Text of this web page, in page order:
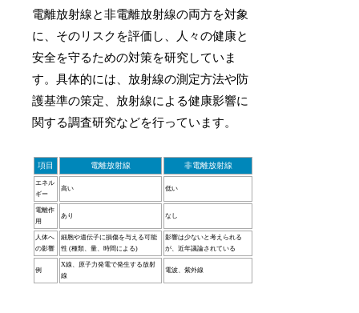
電離放射線と非電離放射線の両方を対象
に、そのリスクを評価し、人々の健康と
安全を守るための対策を研究していま
す。具体的には、放射線の測定方法や防
護基準の策定、放射線による健康影響に
関する調査研究などを行っています。
項目 電離放射線 非電離放射線
エネル
ギー
高い 低い
電離作
用
あり なし
人体へ
の影響
細胞や遺伝子に損傷を与える可能
性 (種類、量、時間による)
影響は少ないと考えられる
が、近年議論されている
例
X線、原子力発電で発生する放射
線
電波、紫外線